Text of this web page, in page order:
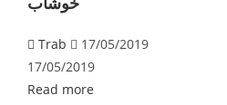
Trab
17/05/2019
17/05/2019
Read more